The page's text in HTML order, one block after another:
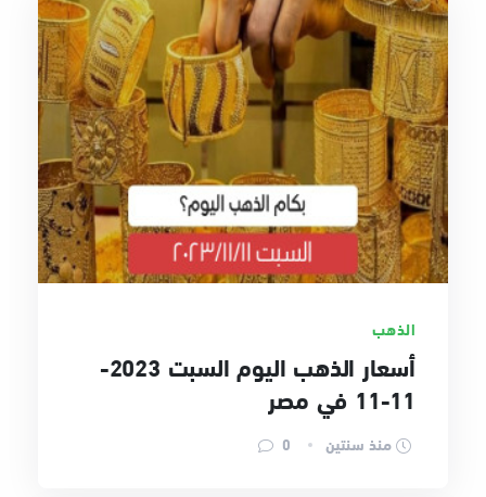
الذهب
أسعار الذهب اليوم السبت 2023-
11-11 في مصر
منذ سنتين